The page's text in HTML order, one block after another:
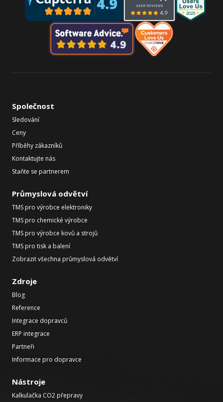
Společnost
Sledování
Ceny
Příběhy zákazníků
Kontaktujte nás
Staňte se partnerem
Průmyslová odvětví
TMS pro výrobce elektroniky
TMS pro chemické výrobce
TMS pro výrobce kovů a strojů
TMS pro tisk a balení
Zobrazit všechna průmyslová odvětví
Zdroje
Blog
Reference
Integrace dopravců
ERP integrace
Partneři
Informace pro dopravce
Nástroje
Kalkulačka CO2 přepravy